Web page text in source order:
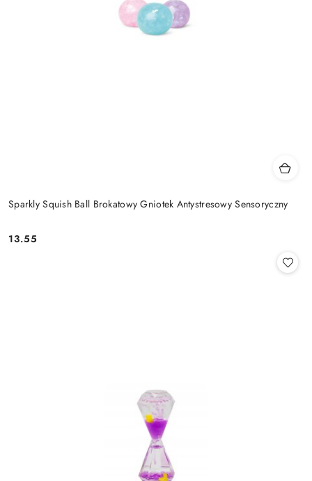
Sparkly Squish Ball Brokatowy Gniotek Antystresowy Sensoryczny
Cena:
13.55